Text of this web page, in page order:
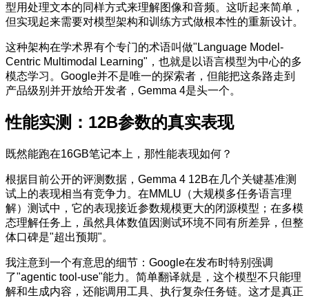
型用处理文本的同样方式来理解图像和音频。这听起来简单，
但实现起来需要对模型架构和训练方式做根本性的重新设计。
这种架构在学术界有个专门的术语叫做"Language Model-
Centric Multimodal Learning"，也就是以语言模型为中心的多
模态学习。Google并不是唯一的探索者，但能把这条路走到
产品级别并开放给开发者，Gemma 4是头一个。
性能实测：12B参数的真实表现
既然能跑在16GB笔记本上，那性能表现如何？
根据目前公开的评测数据，Gemma 4 12B在几个关键基准测
试上的表现相当有竞争力。在MMLU（大规模多任务语言理
解）测试中，它的表现接近参数规模更大的闭源模型；在多模
态理解任务上，虽然具体数值因测试环境不同有所差异，但整
体口碑是"超出预期"。
我注意到一个有意思的细节：Google在发布时特别强调
了"agentic tool-use"能力。简单翻译就是，这个模型不只能理
解和生成内容，还能调用工具、执行复杂任务链。这才是真正